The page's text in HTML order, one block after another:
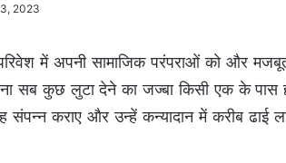
2023
में अपनी सामाजिक परंपराओं को और
सब कुछ लुटा देने का जज्बा किसी एक के
संपन्न कराए और उन्हें कन्यादान में करीब